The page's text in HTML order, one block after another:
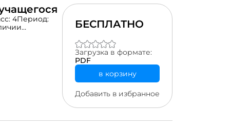
4Период:
Читать
БЕСПЛАТНО
Загрузка в формате:
PDF
в корзину
Добавить в избранное